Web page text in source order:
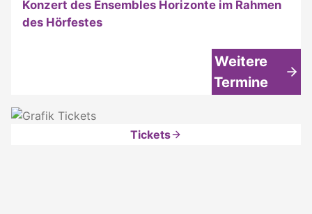
Konzert des Ensembles Horizonte im Rahmen
des Hörfestes
Weitere
Termine
Tickets